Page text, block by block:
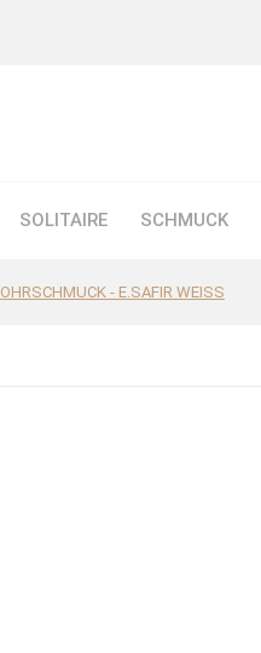
SOLITAIRE SCHMUCK
OHRSCHMUCK - E.SAFIR WEISS